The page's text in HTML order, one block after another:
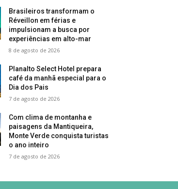
Brasileiros transformam o
Réveillon em férias e
impulsionam a busca por
experiências em alto-mar
8 de agosto de 2026
Planalto Select Hotel prepara
café da manhã especial para o
Dia dos Pais
7 de agosto de 2026
Com clima de montanha e
paisagens da Mantiqueira,
Monte Verde conquista turistas
o ano inteiro
7 de agosto de 2026